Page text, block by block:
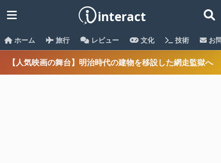
ホーム 旅行 レビュー 文化 技術 お
【人気映画の舞台】明治時代の建物を移設した網走監獄へ